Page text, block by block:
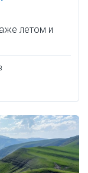
летом и